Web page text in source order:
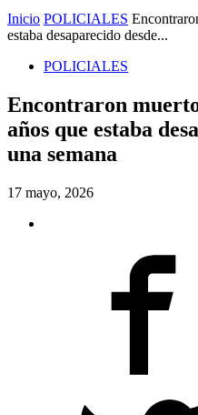
Inicio POLICIALES
estaba desaparecido desde...
POLICIALES
Encontraron
años que estaba
una semana
17 mayo, 2026